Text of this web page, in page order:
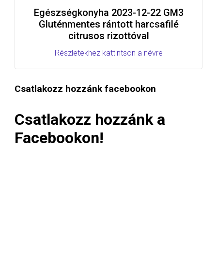
Egészségkonyha 2023-12-22 GM3
Gluténmentes rántott harcsafilé
citrusos rizottóval
Részletekhez kattintson a névre
Csatlakozz hozzánk facebookon
Csatlakozz hozzánk a
Facebookon!